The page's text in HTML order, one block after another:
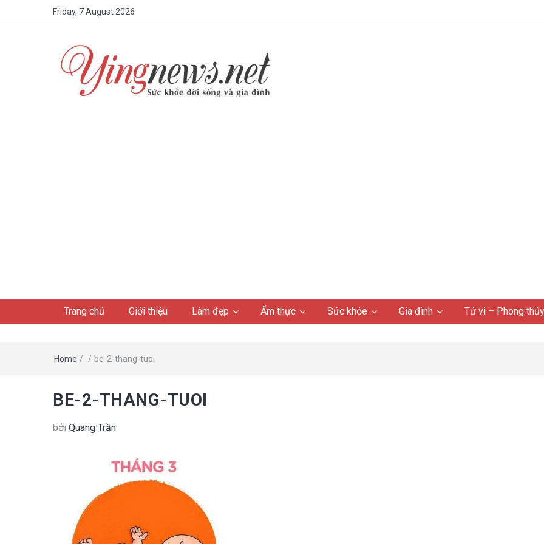
Friday, 7 August 2026
Trang chủ Giới thiệu Làm đẹp Ẩm thực Sức khỏe Gia đình Tử vi – Phong thủy
Home / / be-2-thang-tuoi
BE-2-THANG-TUOI
bởi Quang Trần